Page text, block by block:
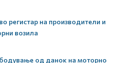
регистар на производители и
возила
од данок на моторно